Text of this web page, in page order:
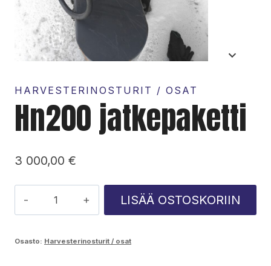
HARVESTERINOSTURIT / OSAT
Hn200 jatkepaketti
3 000,00 €
jatkepaketti
LISÄÄ OSTOSKORIIN
Osasto: Harvesterinosturit / osat